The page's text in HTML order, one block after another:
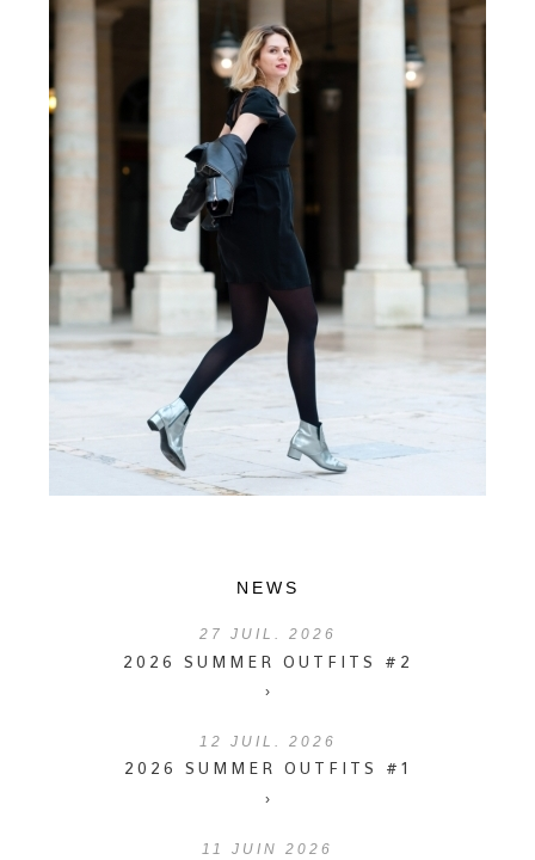
NEWS
27 JUIL. 2026
2026 SUMMER OUTFITS #2
›
12 JUIL. 2026
2026 SUMMER OUTFITS #1
›
11 JUIN 2026